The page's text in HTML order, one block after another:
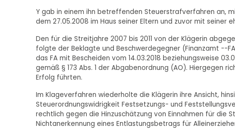
Y gab in einem ihn betreffenden Steuerstrafverfahren an,
dem 27.05.2008 im Haus seiner Eltern und zuvor mit
Den für die Streitjahre 2007 bis 2011 von der Klägerin
folgte der Beklagte und Beschwerdegegner (Finanzamt --
das FA mit Bescheiden vom 14.03.2018 beziehungsweise
gemäß § 173 Abs. 1 der Abgabenordnung (AO). Hiergegen
Erfolg führten.
Im Klageverfahren wiederholte die Klägerin ihre Ansicht,
Steuerordnungswidrigkeit Festsetzungs- und
rechtlich gegen die Hinzuschätzung von Einnahmen für die
Nichtanerkennung eines Entlastungsbetrags für